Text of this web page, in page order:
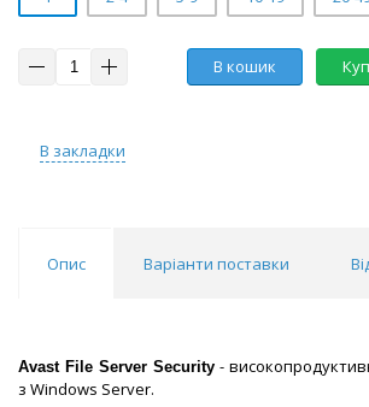
В кошик
В закладки
Опис Варіанти поставки
Avast File Server Security -
з Windows Server.